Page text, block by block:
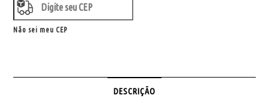
Não sei meu CEP
DESCRIÇÃO